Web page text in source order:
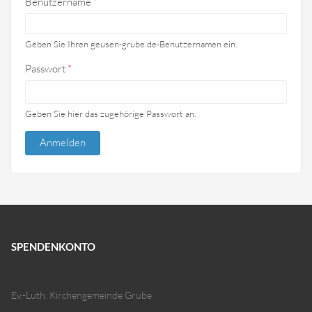
Geben Sie Ihren geusen-grube.de-Benutzernamen ein.
Passwort *
Geben Sie hier das zugehörige Passwort an.
SPENDENKONTO
Ev.-Luth. Kirchengemeinde Grube